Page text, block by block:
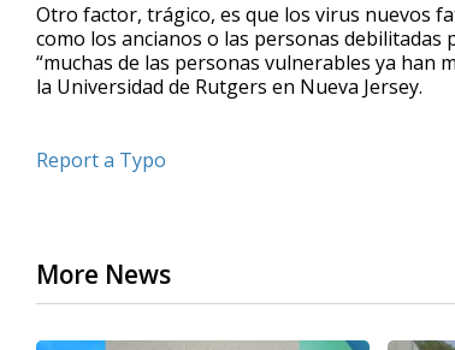
Otro factor, trágico, es que los virus nuevos
como los ancianos o las personas
“muchas de las personas vulnerables ya han
la Universidad de Rutgers en Nueva Jersey.
Report a Typo
More News